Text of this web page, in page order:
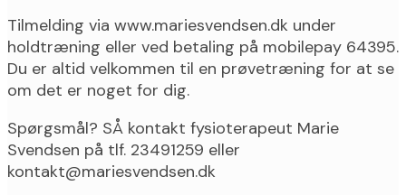
Tilmelding via www.mariesvendsen.dk under
holdtræning eller ved betaling på mobilepay 64395.
Du er altid velkommen til en prøvetræning for at se
om det er noget for dig.
Spørgsmål? SÅ kontakt fysioterapeut Marie
Svendsen på tlf. 23491259 eller
kontakt@mariesvendsen.dk